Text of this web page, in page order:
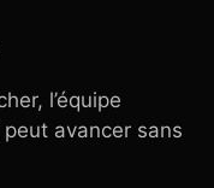
l’équipe
avancer sans